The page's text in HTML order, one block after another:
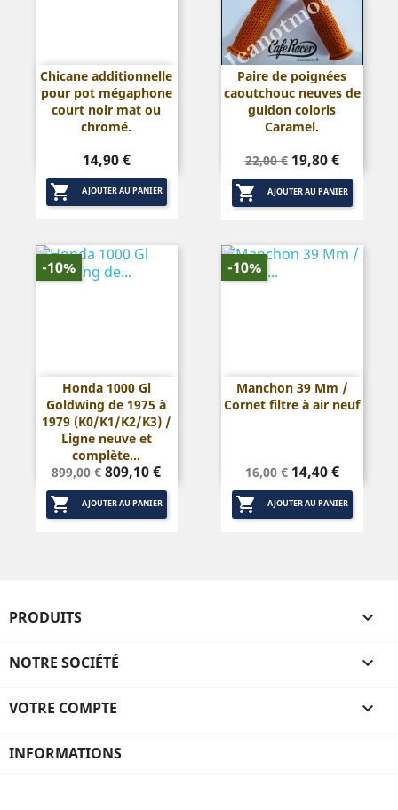
Chicane additionnelle
pour pot mégaphone
court noir mat ou
chromé.
Prix
14,90 €
 AJOUTER AU PANIER
Paire de poignées
caoutchouc neuves de
guidon coloris
Caramel.
Prix
de
base
22,00 € Prix
19,80 €
 AJOUTER AU PANIER
Honda 1000 Gl
Goldwing de 1975 à
1979 (K0/K1/K2/K3) /
Ligne neuve et
complète...
Prix
de
base
899,00 € Prix
809,10 €
 AJOUTER AU PANIER
-10%
Manchon 39 Mm /
Cornet filtre à air neuf
Prix
de
base
16,00 € Prix
14,40 €
 AJOUTER AU PANIER
-10%
PRODUITS 
NOTRE SOCIÉTÉ 
VOTRE COMPTE 
INFORMATIONS